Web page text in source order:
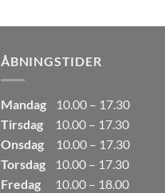
ÅBNINGSTIDER
Mandag
10.00 – 17.30
Tirsdag
10.00 – 17.30
Onsdag
10.00 – 17.30
Torsdag
10.00 – 17.30
Fredag
10.00 – 18.00